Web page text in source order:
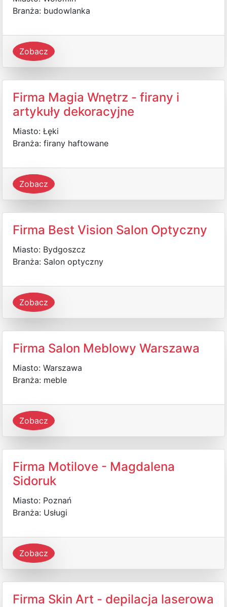
Branża: budowlanka
Zobacz
Firma Magia Wnętrz - firany i
artykuły dekoracyjne
Miasto: Łęki
Branża: firany haftowane
Zobacz
Firma Best Vision Salon Optyczny
Miasto: Bydgoszcz
Branża: Salon optyczny
Zobacz
Firma Salon Meblowy Warszawa
Miasto: Warszawa
Branża: meble
Zobacz
Firma Motilove - Magdalena
Sidoruk
Miasto: Poznań
Branża: Usługi
Zobacz
Firma Skin Art - depilacja laserowa